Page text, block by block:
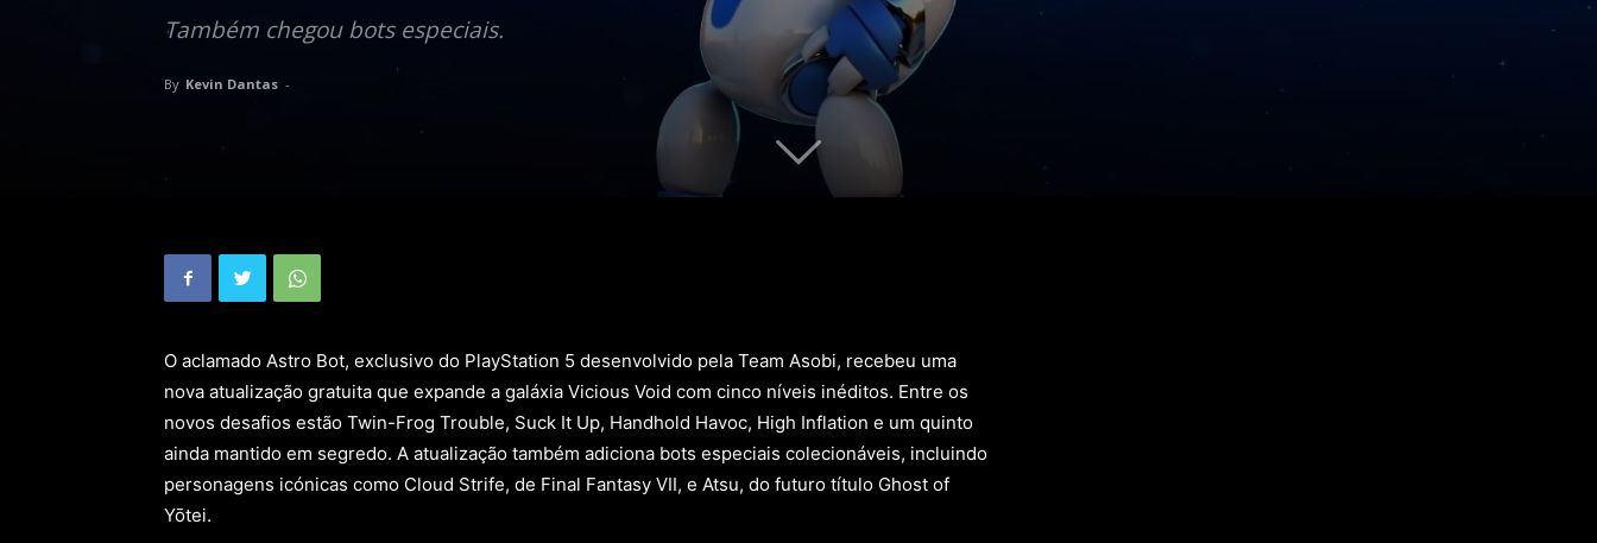
Também chegou bots especiais.
By Kevin Dantas -
O aclamado Astro Bot, exclusivo do PlayStation 5 desenvolvido pela Team Asobi, recebeu uma
nova atualização gratuita que expande a galáxia Vicious Void com cinco níveis inéditos. Entre os
novos desafios estão Twin-Frog Trouble, Suck It Up, Handhold Havoc, High Inflation e um quinto
ainda mantido em segredo. A atualização também adiciona bots especiais colecionáveis, incluindo
personagens icónicas como Cloud Strife, de Final Fantasy VII, e Atsu, do futuro título Ghost of
Yōtei.